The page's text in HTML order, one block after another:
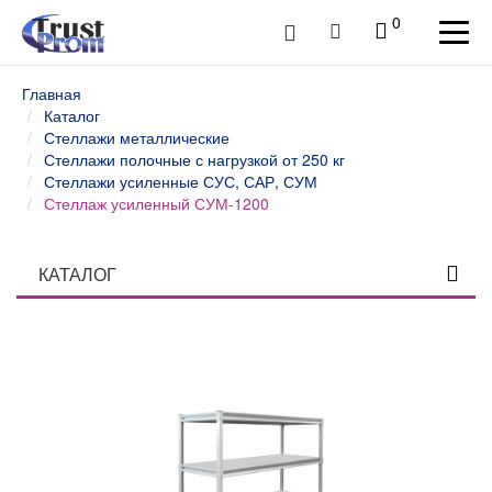
0
Главная
Каталог
Стеллажи металлические
Стеллажи полочные с нагрузкой от 250 кг
Стеллажи усиленные СУС, САР, СУМ
Стеллаж усиленный СУМ-1200
КАТАЛОГ
Тележки и тумбы для инструмента
Тумбы, шкафы и тележки диагностические /